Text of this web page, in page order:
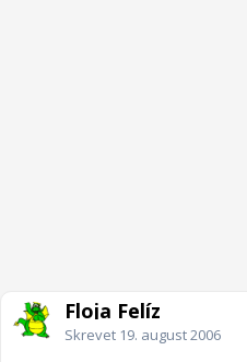
Floja Felíz
Skrevet 19. august 2006